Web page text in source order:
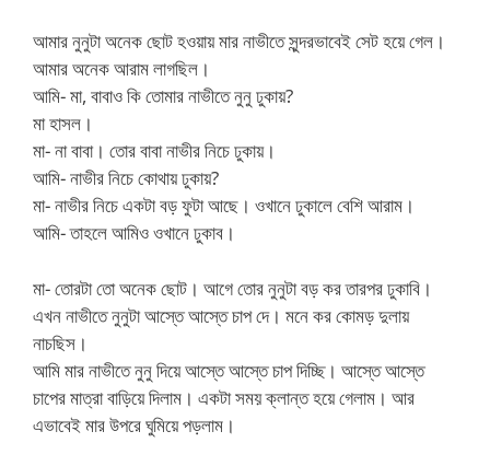
আমার নুনুটা অনেক ছোট হওয়ায় মার নাভীতে সুন্দরভাবেই সেট হয়ে গেল।
আমার অনেক আরাম লাগছিল।
আমি- মা, বাবাও কি তোমার নাভীতে নুনু ঢুকায়?
মা হাসল।
মা- না বাবা। তোর বাবা নাভীর নিচে ঢুকায়।
আমি- নাভীর নিচে কোথায় ঢুকায়?
মা- নাভীর নিচে একটা বড় ফুটা আছে। ওখানে ঢুকালে বেশি আরাম।
আমি- তাহলে আমিও ওখানে ঢুকাব।
মা- তোরটা তো অনেক ছোট। আগে তোর নুনুটা বড় কর তারপর ঢুকাবি।
এখন নাভীতে নুনুটা আস্তে আস্তে চাপ দে। মনে কর কোমড় দুলায়
নাচছিস।
আমি মার নাভীতে নুনু দিয়ে আস্তে আস্তে চাপ দিচ্ছি। আস্তে আস্তে
চাপের মাত্রা বাড়িয়ে দিলাম। একটা সময় ক্লান্ত হয়ে গেলাম। আর
এভাবেই মার উপরে ঘুমিয়ে পড়লাম।